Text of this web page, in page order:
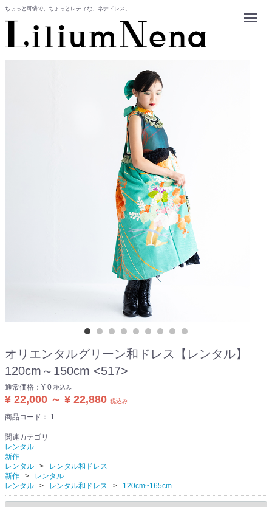
ちょっと可憐で、ちょっとレディな、ネナドレス。
オリエンタルグリーン和ドレス【レンタル】
120cm～150cm <517>
通常価格： ¥ 0 税込み
¥ 22,000 ～ ¥ 22,880 税込み
商品コード： 1
関連カテゴリ
レンタル
新作
レンタル
レンタル和ドレス
新作
レンタル
レンタル
レンタル和ドレス 120cm~165cm